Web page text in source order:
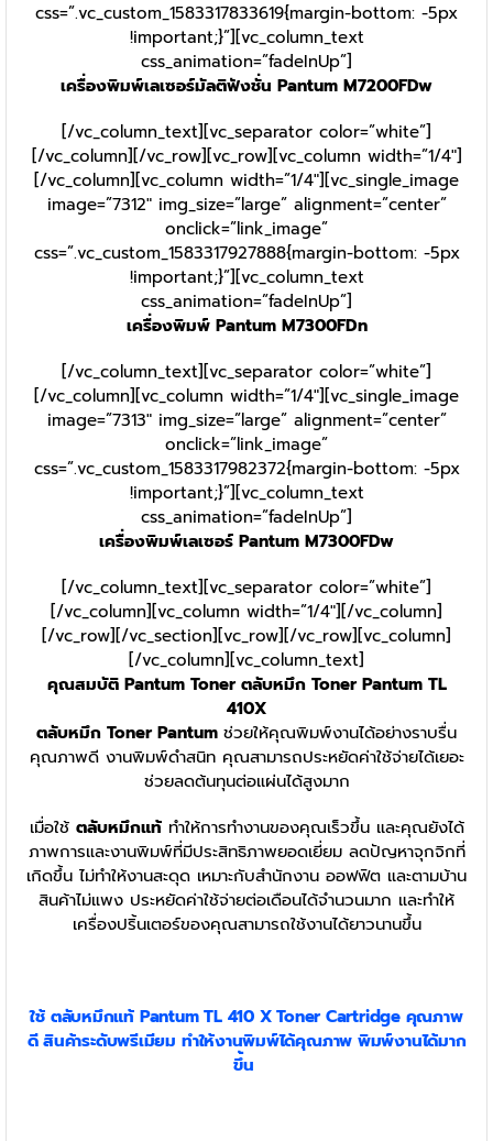
css=”.vc_custom_1583317833619{margin-bottom: -5px
!important;}”][vc_column_text
css_animation=”fadeInUp”]
เครื่องพิมพ์เลเซอร์มัลติฟังชั่น Pantum M7200FDw
[/vc_column_text][vc_separator color=”white”]
[/vc_column][/vc_row][vc_row][vc_column width=”1/4″]
[/vc_column][vc_column width=”1/4″][vc_single_image
image=”7312″ img_size=”large” alignment=”center”
onclick=”link_image”
css=”.vc_custom_1583317927888{margin-bottom: -5px
!important;}”][vc_column_text
css_animation=”fadeInUp”]
เครื่องพิมพ์ Pantum M7300FDn
[/vc_column_text][vc_separator color=”white”]
[/vc_column][vc_column width=”1/4″][vc_single_image
image=”7313″ img_size=”large” alignment=”center”
onclick=”link_image”
css=”.vc_custom_1583317982372{margin-bottom: -5px
!important;}”][vc_column_text
css_animation=”fadeInUp”]
เครื่องพิมพ์เลเซอร์ Pantum M7300FDw
[/vc_column_text][vc_separator color=”white”]
[/vc_column][vc_column width=”1/4″][/vc_column]
[/vc_row][/vc_section][vc_row][/vc_row][vc_column]
[/vc_column][vc_column_text]
คุณสมบัติ Pantum Tonerตลับหมึก Toner Pantum TL
410X
ตลับหมึก Toner Pantum ช่วยให้คุณพิมพ์งานได้อย่างราบรื่น
คุณภาพดี งานพิมพ์ดำสนิท คุณสามารถประหยัดค่าใช้จ่ายได้เยอะ
ช่วยลดต้นทุนต่อแผ่นได้สูงมาก
เมื่อใช้ ตลับหมึกแท้ทำให้การทำงานของคุณเร็วขึ้น และคุณยังได้
ภาพการและงานพิมพ์ที่มีประสิทธิภาพยอดเยี่ยม ลดปัญหาจุกจิกที่
เกิดขึ้น ไม่ทำให้งานสะดุด เหมาะกับสำนักงาน ออฟฟิต และตามบ้าน
สินค้าไม่แพง ประหยัดค่าใช้จ่ายต่อเดือนได้จำนวนมาก และทำให้
เครื่องปริ้นเตอร์ของคุณสามารถใช้งานได้ยาวนานขึ้น
ใช้ ตลับหมึกแท้ Pantum TL 410 X TonerCartridge คุณภาพ
ดี สินค้าระดับพรีเมียม ทำให้งานพิมพ์ได้คุณภาพ พิมพ์งานได้มาก
ขึ้น